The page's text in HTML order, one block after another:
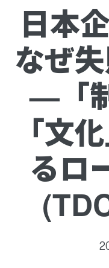
日本
なぜ
—「
「文
るロ